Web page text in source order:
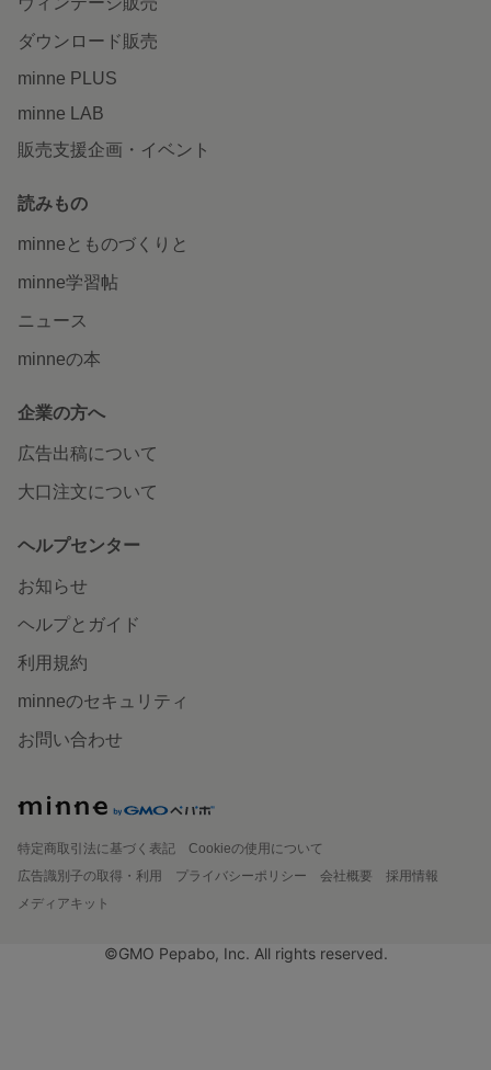
ダウンロード販売
minne PLUS
minne LAB
販売支援企画・イベント
読みもの
minneとものづくりと
minne学習帖
ニュース
minneの本
企業の方へ
広告出稿について
大口注文について
ヘルプセンター
お知らせ
ヘルプとガイド
利用規約
minneのセキュリティ
お問い合わせ
特定商取引法に基づく表記
Cookieの使用について
広告識別子の取得・利用
プライバシーポリシー 会社概要
採用情報
メディアキット
©GMO Pepabo, Inc. All rights reserved.